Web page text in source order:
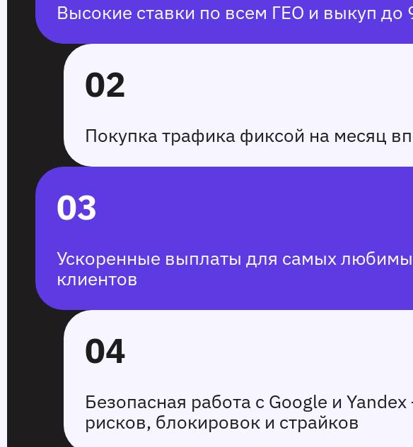
Высокие ставки по всем ГЕО и выкуп до
02
Покупка трафика фиксой на месяц
03
Ускоренные выплаты для самых
клиентов
04
Безопасная работа с Google и
рисков, блокировок и страйков